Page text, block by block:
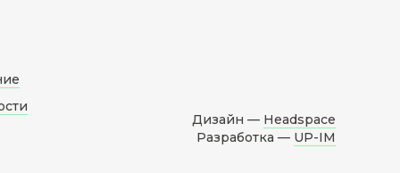
Дизайн — Headspace
Разработка — UP-IM